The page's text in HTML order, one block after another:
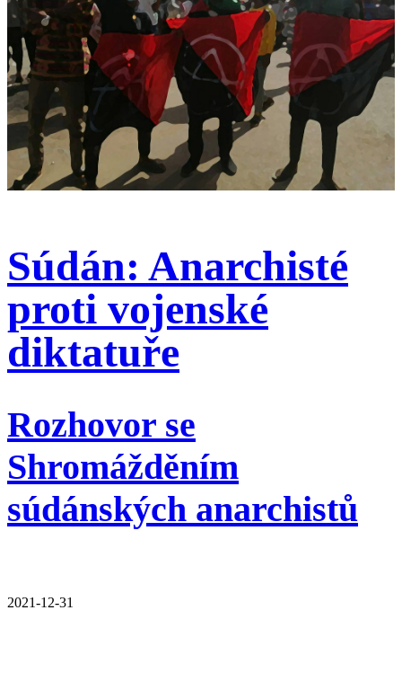
Súdán: Anarchisté
proti vojenské
diktatuře
Rozhovor se
Shromážděním
súdánských anarchistů
2021-12-31